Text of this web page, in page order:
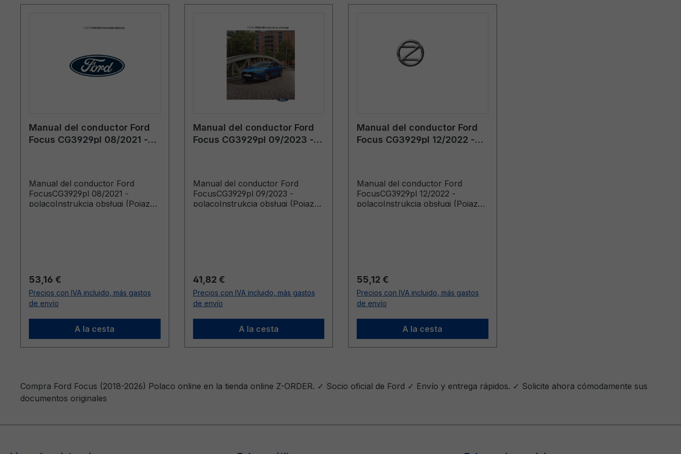
Manual del conductor Ford
Focus CG3929pl 08/2021 -
Manual del conductor Ford
FocusCG3929pl 08/2021 -
polacoInstrukcja obsługi (Pojazdy
Precio normal:
53,16 €
Precios con IVA incluido, más gastos
de envío
A la cesta
Manual del conductor Ford
Focus CG3929pl 09/2023 -
Manual del conductor Ford
FocusCG3929pl 09/2023 -
polacoInstrukcja obsługi (Pojazdy
Precio normal:
41,82 €
Precios con IVA incluido, más gastos
de envío
A la cesta
Manual del conductor Ford
Focus CG3929pl 12/2022 -
Manual del conductor Ford
FocusCG3929pl 12/2022 -
polacoInstrukcja obsługi (Pojazdy
Precio normal:
55,12 €
Precios con IVA incluido, más gastos
de envío
A la cesta
Compra Ford Focus (2018-2026) Polaco online en la tienda online Z-ORDER. ✓ Socio oficial de Ford ✓ Envío y entrega rápidos. ✓ Solicite ahora cómodamente sus
documentos originales